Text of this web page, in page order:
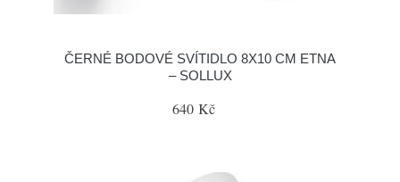
ČERNÉ BODOVÉ SVÍTIDLO 8X10 CM ETNA
– SOLLUX
640 Kč